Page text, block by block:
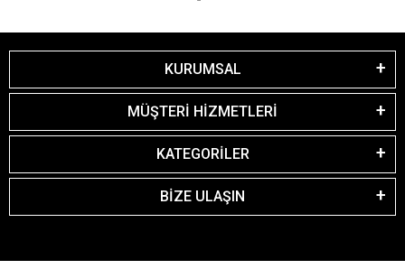
KURUMSAL
MÜŞTERİ HİZMETLERİ
KATEGORİLER
BİZE ULAŞIN